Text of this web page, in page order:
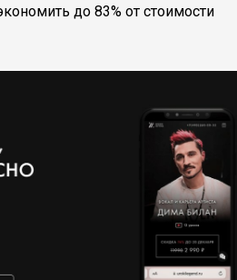
до 83% от стоимости